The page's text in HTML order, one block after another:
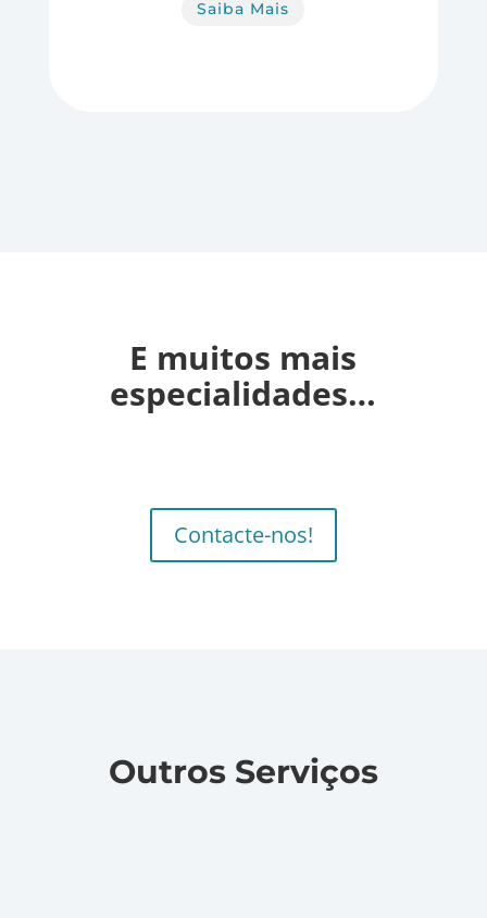
Saiba Mais
E muitos mais
especialidades…
Contacte-nos!
Outros Serviços